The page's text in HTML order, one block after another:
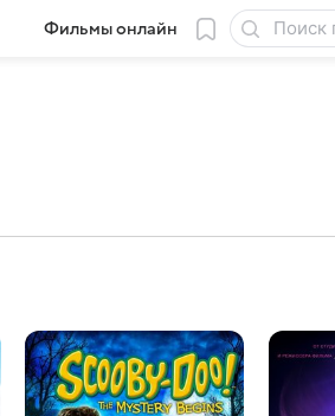
Фильмы онлайн